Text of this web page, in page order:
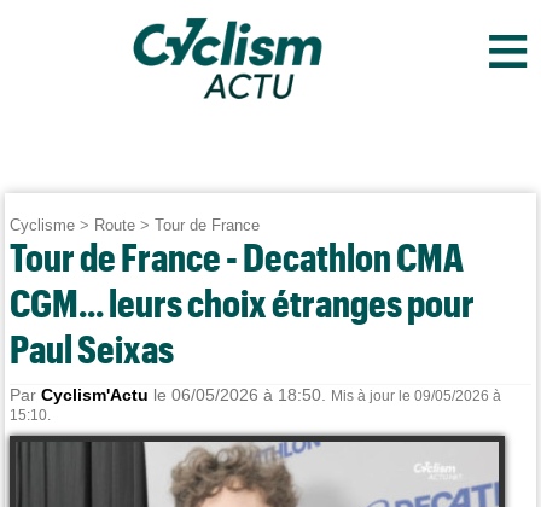
≡
Cyclisme > Route >Tour de France
Tour de France - Decathlon CMA
CGM... leurs choix étranges pour
Paul Seixas
ParCyclism'Actu le 06/05/2026 à 18:50.
Mis à jour le 09/05/2026 à
15:10.